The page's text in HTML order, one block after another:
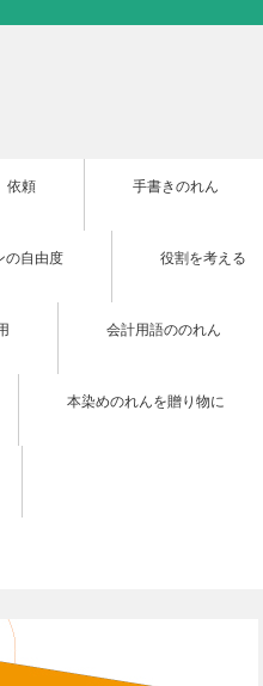
依頼 手書きのれん
の自由度 役割を考える
会計用語ののれん
本染めのれんを贈り物に